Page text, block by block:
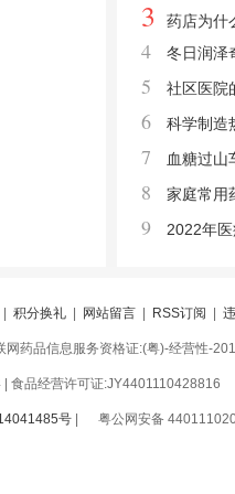
什么？医生
3 药店为什
4
冬日润泽
专属指南
5 社区医院
6
科学制造
的减肥核心算
7 血糖过山
8
家庭常用
悄悄伤身体
9
2022年
积分换礼 网站留言 RSS订阅
药品信息服务资格证:(粤)-经营性-
食品经营许可证:JY4401110428816
号| 粤公网安备